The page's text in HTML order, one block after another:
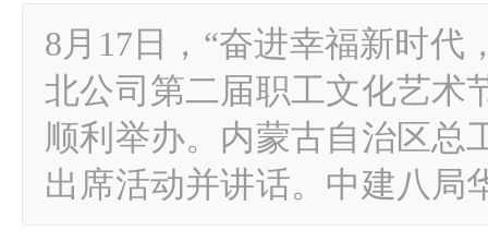
8月17日，“奋进幸福新时代
北公司第二届职工文化艺术
顺利举办。内蒙古自治区总
出席活动并讲话。中建八